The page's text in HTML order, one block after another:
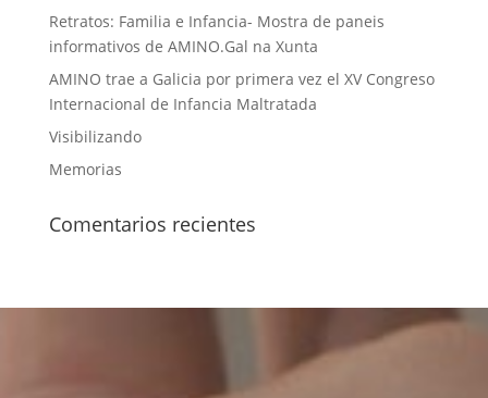
Retratos: Familia e Infancia- Mostra de paneis
informativos de AMINO.Gal na Xunta
AMINO trae a Galicia por primera vez el XV Congreso
Internacional de Infancia Maltratada
Visibilizando
Memorias
Comentarios recientes